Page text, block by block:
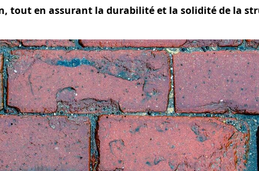
en assurant la durabilité et la solidité de la